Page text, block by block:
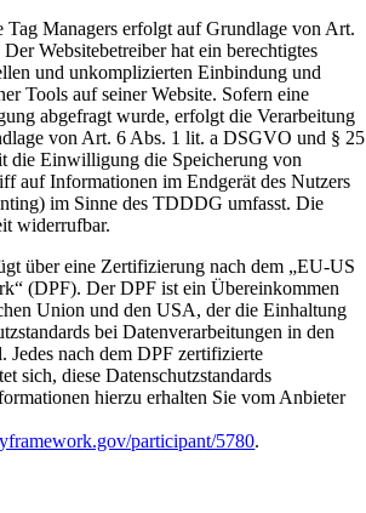
Tag Managers erfolgt auf Grundlage von Art.
Websitebetreiber hat ein berechtigtes
und unkomplizierten Einbindung und
Tools auf seiner Website. Sofern eine
abgefragt wurde, erfolgt die Verarbeitung
von Art. 6 Abs. 1 lit. a DSGVO und § 25
die Einwilligung die Speicherung von
auf Informationen im Endgerät des Nutzers
im Sinne des TDDDG umfasst. Die
widerrufbar.
über eine Zertifizierung nach dem „EU-US
(DPF). Der DPF ist ein Übereinkommen
Union und den USA, der die Einhaltung
bei Datenverarbeitungen in den
Jedes nach dem DPF zertifizierte
sich, diese Datenschutzstandards
hierzu erhalten Sie vom Anbieter
participant/5780.